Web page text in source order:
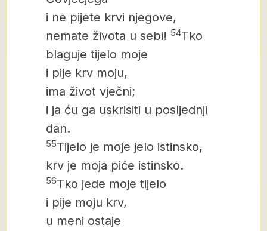
i ne pijete krvi njegove,
nemate života u sebi! 54Tko
blaguje tijelo moje
i pije krv moju,
ima život vječni;
i ja ću ga uskrisiti u posljednji
dan.
55Tijelo je moje jelo istinsko,
krv je moja piće istinsko.
56Tko jede moje tijelo
i pije moju krv,
u meni ostaje